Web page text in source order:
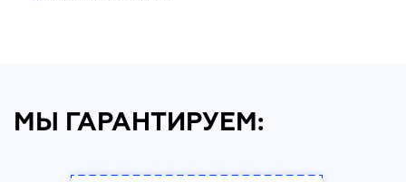
МЫ ГАРАНТИРУЕМ: